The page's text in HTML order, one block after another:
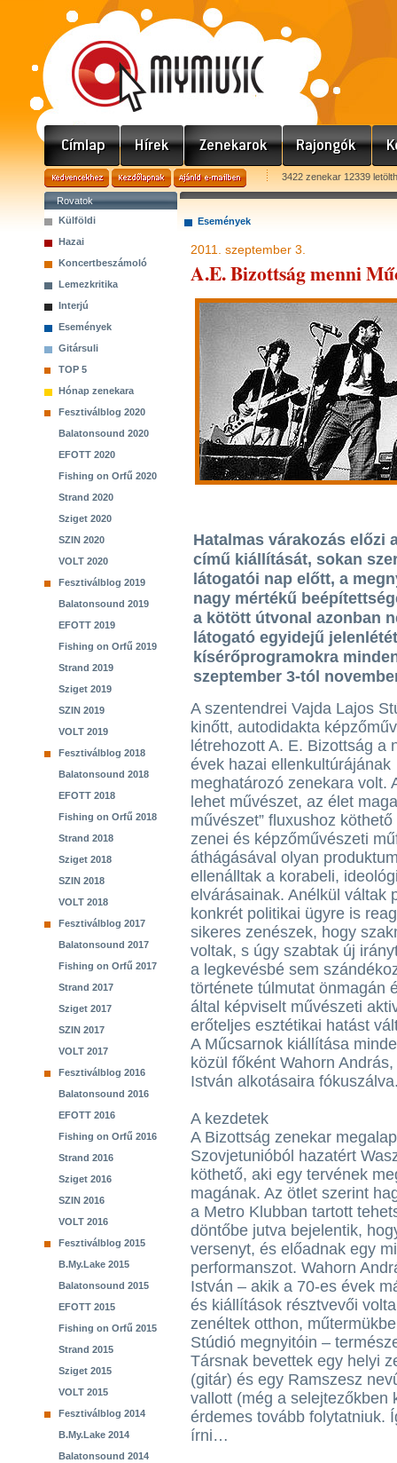
3422 zenekar 12339
Rovatok
Külföldi
Hazai
Koncertbeszámoló
Lemezkritika
Interjú
Események
Gitársuli
TOP 5
Hónap zenekara
Fesztiválblog 2020
Balatonsound 2020
EFOTT 2020
Fishing on Orfű 2020
Strand 2020
Sziget 2020
SZIN 2020
VOLT 2020
Fesztiválblog 2019
Balatonsound 2019
EFOTT 2019
Fishing on Orfű 2019
Strand 2019
Sziget 2019
SZIN 2019
VOLT 2019
Fesztiválblog 2018
Balatonsound 2018
EFOTT 2018
Fishing on Orfű 2018
Strand 2018
Sziget 2018
SZIN 2018
VOLT 2018
Fesztiválblog 2017
Balatonsound 2017
Fishing on Orfű 2017
Strand 2017
Sziget 2017
SZIN 2017
VOLT 2017
Fesztiválblog 2016
Balatonsound 2016
EFOTT 2016
Fishing on Orfű 2016
Strand 2016
Sziget 2016
SZIN 2016
VOLT 2016
Fesztiválblog 2015
B.My.Lake 2015
Balatonsound 2015
EFOTT 2015
Fishing on Orfű 2015
Strand 2015
Sziget 2015
VOLT 2015
Fesztiválblog 2014
B.My.Lake 2014
Balatonsound 2014
Események
2011. szeptember 3.
A.E. Bizottság menni
Hatalmas várakozás előzi
című kiállítását, sokan
látogatói nap előtt, a
nagy mértékű
a kötött útvonal azonban
látogató egyidejű
kísérőprogramokra
szeptember 3-tól
A szentendrei Vajda Lajos
kinőtt, autodidakta
létrehozott A. E. Bizottság a
évek hazai ellenkultúrájának
meghatározó zenekara volt.
lehet művészet, az élet
művészet” fluxushoz
zenei és képzőművészeti
áthágásával olyan
ellenálltak a korabeli,
elvárásainak. Anélkül váltak
konkrét politikai ügyre is
sikeres zenészek, hogy
voltak, s úgy szabtak új
a legkevésbé sem
története túlmutat önmagán
által képviselt művészeti
erőteljes esztétikai hatást
A Műcsarnok kiállítása
közül főként Wahorn
István alkotásaira
A kezdetek
A Bizottság zenekar
Szovjetunióból hazatért
köthető, aki egy tervének
magának. Az ötlet szerint
a Metro Klubban tartott
döntőbe jutva bejelentik,
versenyt, és előadnak egy
performanszot. Wahorn
István – akik a 70-es évek
és kiállítások résztvevői
zenéltek otthon,
Stúdió megnyitóin –
Társnak bevettek egy helyi
(gitár) és egy Ramszesz
vallott (még a selejtezőkben
érdemes tovább folytatniuk.
írni…